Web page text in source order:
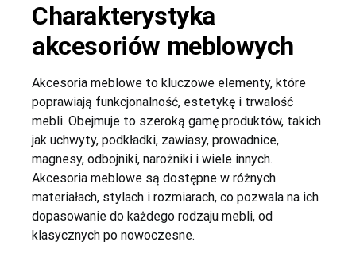
Charakterystyka
akcesoriów meblowych
Akcesoria meblowe to kluczowe elementy, które
poprawiają funkcjonalność, estetykę i trwałość
mebli. Obejmuje to szeroką gamę produktów, takich
jak uchwyty, podkładki, zawiasy, prowadnice,
magnesy, odbojniki, narożniki i wiele innych.
Akcesoria meblowe są dostępne w różnych
materiałach, stylach i rozmiarach, co pozwala na ich
dopasowanie do każdego rodzaju mebli, od
klasycznych po nowoczesne.
Te pliki cookie
nie są
opcjonalne. Są
one potrzebne
funkcjonowania
strony
internetowej.